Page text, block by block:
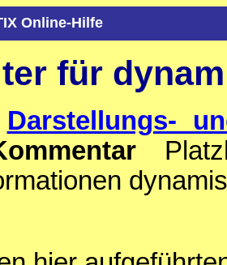
Online-Hilfe
für
Darstellungs-